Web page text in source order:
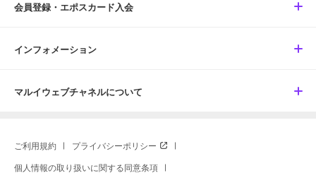
会員登録・エポスカード入会
インフォメーション
マルイウェブチャネルについて
ご利用規約 プライバシーポリシー
個人情報の取り扱いに関する同意条項